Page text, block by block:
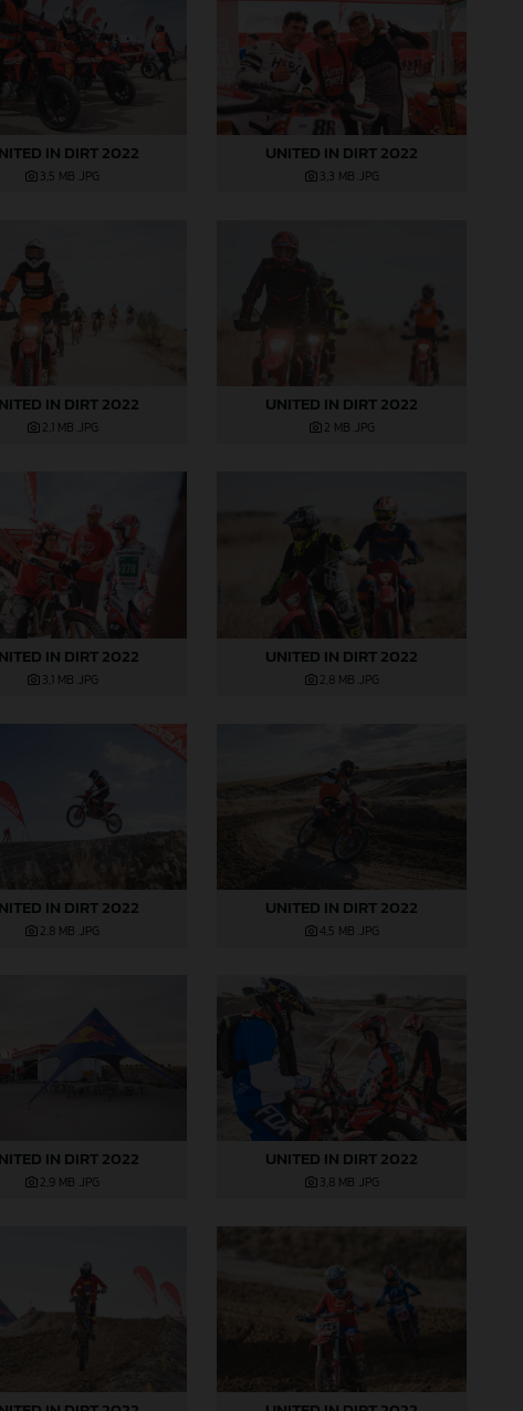
IN DIRT 2022
3,5 MB .JPG
UNITED IN DIRT 2022
3,3 MB .JPG
IN DIRT 2022
2,1 MB .JPG
UNITED IN DIRT 2022
2 MB .JPG
IN DIRT 2022
3,1 MB .JPG
UNITED IN DIRT 2022
2,8 MB .JPG
IN DIRT 2022
2,8 MB .JPG
UNITED IN DIRT 2022
4,5 MB .JPG
IN DIRT 2022
2,9 MB .JPG
UNITED IN DIRT 2022
3,8 MB .JPG